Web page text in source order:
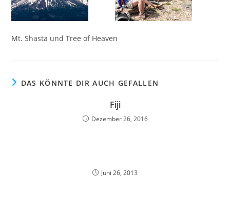
Mt. Shasta und Tree of Heaven
DAS KÖNNTE DIR AUCH GEFALLEN
Fiji
Dezember 26, 2016
Juni 26, 2013